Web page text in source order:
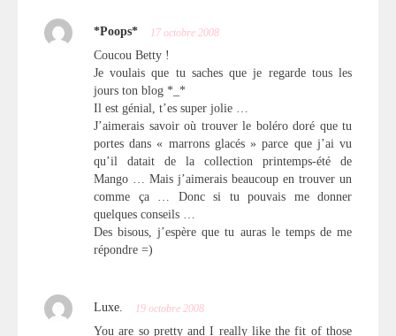
*Poops* 17 octobre 2008
Coucou Betty !
Je voulais que tu saches que je regarde tous les
jours ton blog *_*
Il est génial, t’es super jolie …
J’aimerais savoir où trouver le boléro doré que tu
portes dans « marrons glacés » parce que j’ai vu
qu’il datait de la collection printemps-été de
Mango … Mais j’aimerais beaucoup en trouver un
comme ça … Donc si tu pouvais me donner
quelques conseils …
Des bisous, j’espère que tu auras le temps de me
répondre =)
Luxe. 19 octobre 2008
You are so pretty and I really like the fit of those